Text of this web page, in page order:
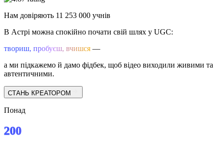
Нам довіряють 11 253 000 учнів
В Астрі можна спокійно почати свій шлях у UGC:
твориш, пробуєш, вчишся —
а ми підкажемо й дамо фідбек, щоб відео виходили живими та
автентичними.
СТАНЬ КРЕАТОРОМ
Понад
200